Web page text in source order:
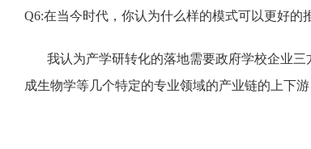
Q6:在当今时代，你认为什么样的模式可以更好的
我认为产学研转化的落地需要政府学校企业
成生物学等几个特定的专业领域的产业链的上下